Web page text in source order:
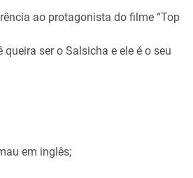
ao protagonista do filme “Top
queira ser o Salsicha e ele é o seu
em inglês;